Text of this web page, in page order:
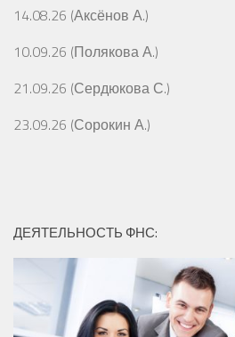
14.08.26 (Аксёнов А.)
10.09.26 (Полякова А.)
21.09.26 (Сердюкова С.)
23.09.26 (Сорокин А.)
ДЕЯТЕЛЬНОСТЬ ФНС: